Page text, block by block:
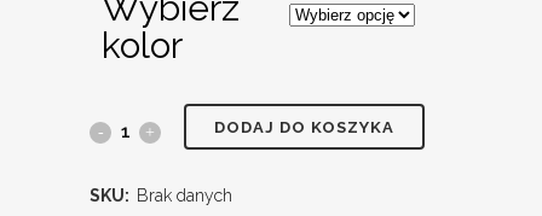
kolor
DODAJ DO KOSZYKA
SKU: Brak danych